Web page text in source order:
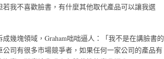
我不喜歡臉書，有什麼其他取代產品可以讓我選
幾塊領域，Graham咄咄逼人：「我不是在講臉書的
司有很多市場競爭者，如果任何一家公司的產品有